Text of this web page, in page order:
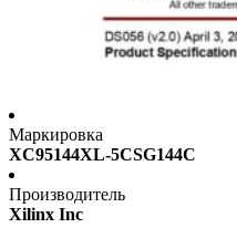
Маркировка
XC95144XL-5CSG144C
Производитель
Xilinx Inc